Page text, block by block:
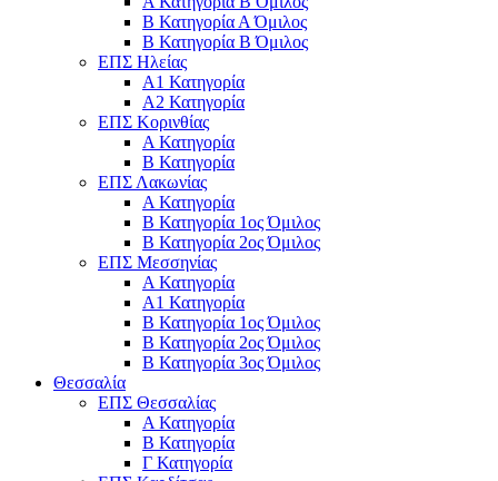
Β Κατηγορία Α Όμιλος
Β Κατηγορία Β Όμιλος
ΕΠΣ Ηλείας
Α1 Κατηγορία
Α2 Κατηγορία
ΕΠΣ Κορινθίας
Α Κατηγορία
Β Κατηγορία
ΕΠΣ Λακωνίας
Α Κατηγορία
Β Κατηγορία 1ος Όμιλος
Β Κατηγορία 2ος Όμιλος
ΕΠΣ Μεσσηνίας
Α Κατηγορία
Α1 Κατηγορία
Β Κατηγορία 1ος Όμιλος
Β Κατηγορία 2ος Όμιλος
Β Κατηγορία 3ος Όμιλος
Θεσσαλία
ΕΠΣ Θεσσαλίας
Α Κατηγορία
Β Κατηγορία
Γ Κατηγορία